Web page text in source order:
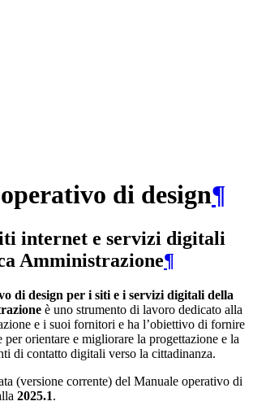
di design¶
internet e servizi digitali
Amministrazione¶
di design per i siti e i servizi digitali della
è uno strumento di lavoro dedicato alla
e i suoi fornitori e ha l’obiettivo di fornire
orientare e migliorare la progettazione e la
di contatto digitali verso la cittadinanza.
(versione corrente) del Manuale operativo di
2025.1.